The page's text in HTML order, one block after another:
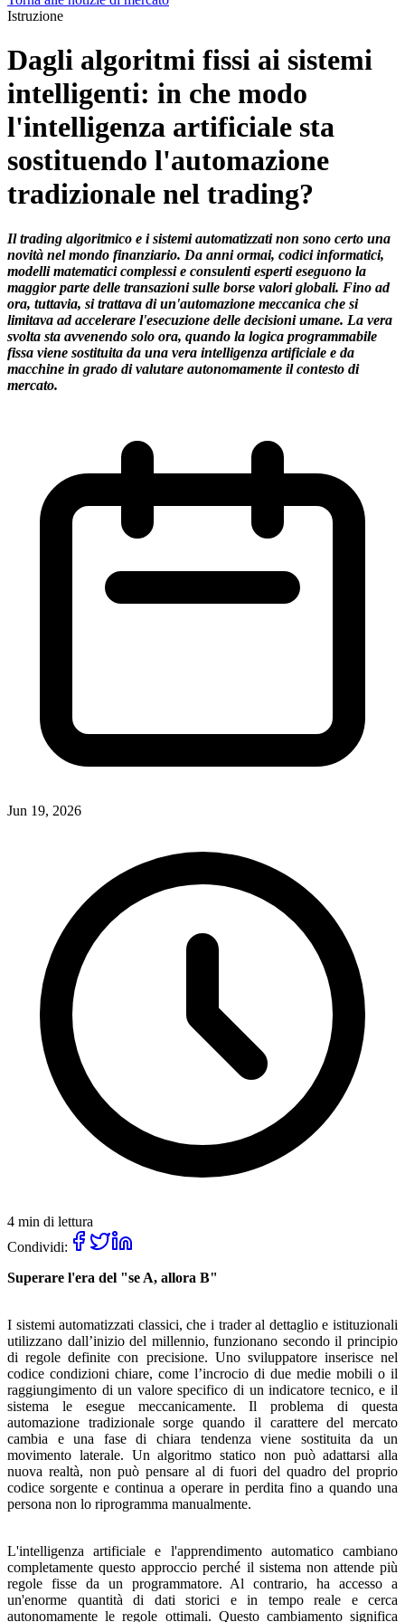
Istruzione
Dagli algoritmi fissi ai sistemi
intelligenti: in che modo
l'intelligenza artificiale sta
sostituendo l'automazione
tradizionale nel trading?
Il trading algoritmico e i sistemi automatizzati non sono certo una
novità nel mondo finanziario. Da anni ormai, codici informatici,
modelli matematici complessi e consulenti esperti eseguono la
maggior parte delle transazioni sulle borse valori globali. Fino ad
ora, tuttavia, si trattava di un'automazione meccanica che si
limitava ad accelerare l'esecuzione delle decisioni umane. La vera
svolta sta avvenendo solo ora, quando la logica programmabile
fissa viene sostituita da una vera intelligenza artificiale e da
macchine in grado di valutare autonomamente il contesto di
mercato.
Jun 19, 2026
4 min di lettura
Condividi:
Superare l'era del "se A, allora B"
I sistemi automatizzati classici, che i trader al dettaglio e istituzionali
utilizzano dall’inizio del millennio, funzionano secondo il principio
di regole definite con precisione. Uno sviluppatore inserisce nel
codice condizioni chiare, come l’incrocio di due medie mobili o il
raggiungimento di un valore specifico di un indicatore tecnico, e il
sistema le esegue meccanicamente. Il problema di questa
automazione tradizionale sorge quando il carattere del mercato
cambia e una fase di chiara tendenza viene sostituita da un
movimento laterale. Un algoritmo statico non può adattarsi alla
nuova realtà, non può pensare al di fuori del quadro del proprio
codice sorgente e continua a operare in perdita fino a quando una
persona non lo riprogramma manualmente.
L'intelligenza artificiale e l'apprendimento automatico cambiano
completamente questo approccio perché il sistema non attende più
regole fisse da un programmatore. Al contrario, ha accesso a
un'enorme quantità di dati storici e in tempo reale e cerca
autonomamente le regole ottimali. Questo cambiamento significa